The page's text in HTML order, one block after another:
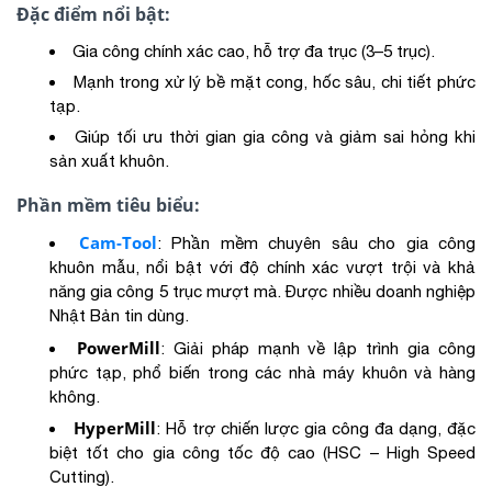
Đặc điểm nổi bật:
Gia công chính xác cao, hỗ trợ đa trục (3–5 trục).
Mạnh trong xử lý bề mặt cong, hốc sâu, chi tiết phức
tạp.
Giúp tối ưu thời gian gia công và giảm sai hỏng khi
sản xuất khuôn.
Phần mềm tiêu biểu:
Cam-Tool: Phần mềm chuyên sâu cho gia công
khuôn mẫu, nổi bật với độ chính xác vượt trội và khả
năng gia công 5 trục mượt mà. Được nhiều doanh nghiệp
Nhật Bản tin dùng.
PowerMill: Giải pháp mạnh về lập trình gia công
phức tạp, phổ biến trong các nhà máy khuôn và hàng
không.
HyperMill: Hỗ trợ chiến lược gia công đa dạng, đặc
biệt tốt cho gia công tốc độ cao (HSC – High Speed
Cutting).